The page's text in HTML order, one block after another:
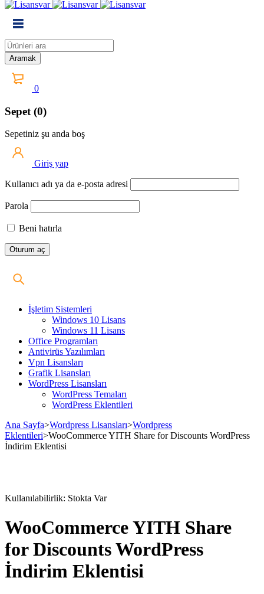
0
Sepet (0)
Sepetiniz şu anda boş
Giriş yap
Kullanıcı adı ya da e-posta adresi
Parola
Beni hatırla
İşletim Sistemleri
Windows 10 Lisans
Windows 11 Lisans
Office Programları
Antivirüs Yazılımları
Vpn Lisansları
Grafik Lisansları
WordPress Lisansları
WordPress Temaları
WordPress Eklentileri
Ana Sayfa>Wordpress Lisansları>Wordpress
Eklentileri>WooCommerce YITH Share for Discounts WordPress
İndirim Eklentisi
Kullanılabilirlik: Stokta Var
WooCommerce YITH Share
for Discounts WordPress
İndirim Eklentisi